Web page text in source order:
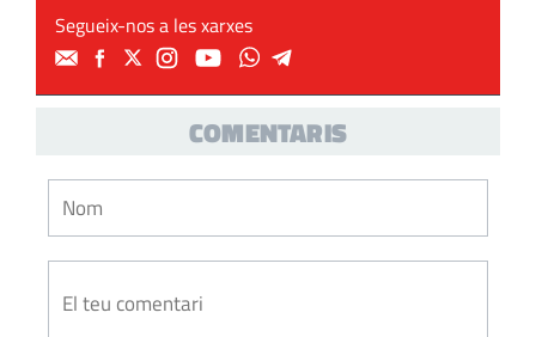
Segueix-nos a les xarxes
COMENTARIS